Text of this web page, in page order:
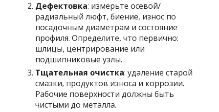
Дефектовка: измерьте осевой/
радиальный люфт, биение, износ по
посадочным диаметрам и состояние
профиля. Определите, что первично:
шлицы, центрирование или
подшипниковые узлы.
Тщательная очистка: удаление старой
смазки, продуктов износа и коррозии.
Рабочие поверхности должны быть
чистыми до металла.